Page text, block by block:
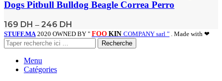
Dogs Pitbull Bulldog Beagle Correa Perro
169 DH – 246 DH
STUFF.MA 2020 OWNED BY " FOO KIN COMPANY sarl " . Made with ❤
Recherche
Menu
Catégories